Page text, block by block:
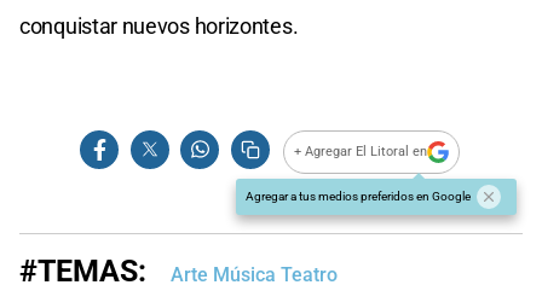
conquistar nuevos horizontes.
+ Agregar El Litoral en
Agregar a tus medios preferidos en Google
#TEMAS: Arte Música Teatro